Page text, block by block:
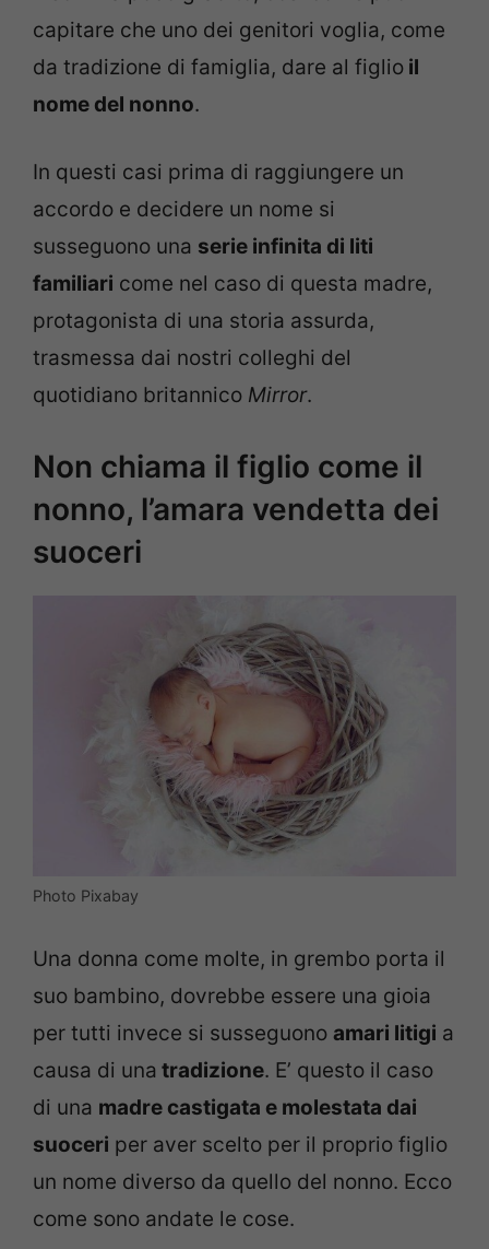
capitare che uno dei genitori voglia, come
da tradizione di famiglia, dare al figlio il
nome del nonno.
In questi casi prima di raggiungere un
accordo e decidere un nome si
susseguono una serie infinita di liti
familiari come nel caso di questa madre,
protagonista di una storia assurda,
trasmessa dai nostri colleghi del
quotidiano britannico Mirror.
Non chiama il figlio come il
nonno, l’amara vendetta dei
suoceri
Photo Pixabay
Una donna come molte, in grembo porta il
suo bambino, dovrebbe essere una gioia
per tutti invece si susseguono amari litigi a
causa di una tradizione. E’ questo il caso
di una madre castigata e molestata dai
suoceri per aver scelto per il proprio figlio
un nome diverso da quello del nonno. Ecco
come sono andate le cose.